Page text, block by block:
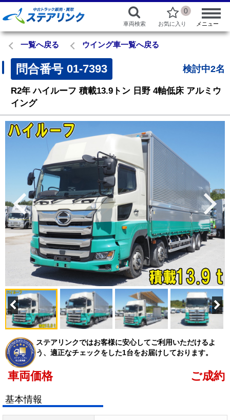
車両検索
0
お気に入り メニュー
一覧へ戻る ウイング車一覧へ戻る
問合番号 01-7393 検討中2名
R2年ハイルーフ 積載13.9トン 日野 4軸低床 アルミウ
イング
ステアリンクではお客様に安心してご利用いただけるよ
う、適正なチェックをした1台をお届けしております。
車両価格 ご成約
基本情報